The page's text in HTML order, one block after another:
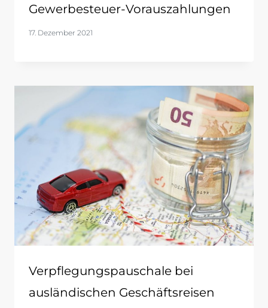
Gewerbesteuer-Vorauszahlungen
17. Dezember 2021
Verpflegungspauschale bei
ausländischen Geschäftsreisen